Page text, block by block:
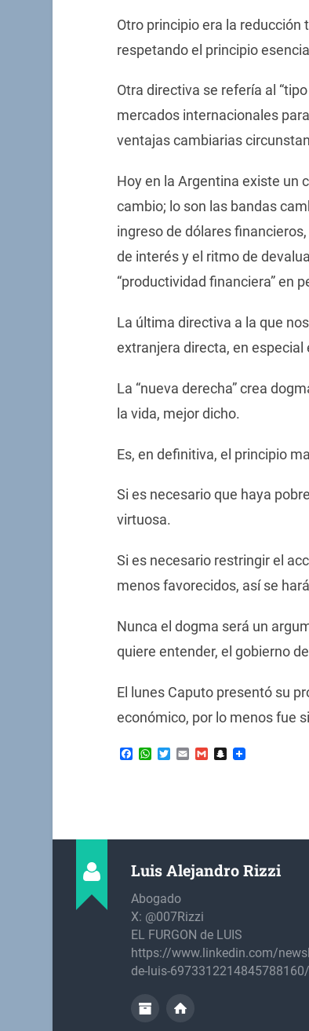
Otro principio era la
respetando el principio
Otra directiva se refería al
mercados internacionales
ventajas cambiarias
Hoy en la Argentina existe un
cambio; lo son las bandas
ingreso de dólares
de interés y el ritmo de
“productividad financiera” en
La última directiva a la que
extranjera directa, en
La “nueva derecha” crea
la vida, mejor dicho.
Es, en definitiva, el principio
Si es necesario que haya
virtuosa.
Si es necesario restringir el
menos favorecidos, así se
Nunca el dogma será un
quiere entender, el gobierno
El lunes Caputo presentó su
económico, por lo menos fue
Facebook
WhatsApp
TwitterEmailGmailSnapchat
Luis Alejandro Rizzi
Abogado
X: @007Rizzi
EL FURGON de LUIS
https://www.linkedin.com/
de-luis-6973312214845788160/